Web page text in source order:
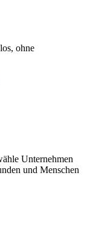
ohne
Unternehmen
und Menschen